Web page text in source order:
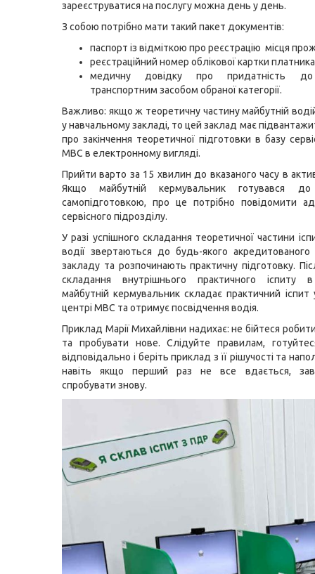
зареєструватися на послугу можна день у день.
З собою потрібно мати такий пакет документів:
паспорт із відміткою про реєстрацію місця
реєстраційний номер облікової картки
медичну довідку про придатність до
транспортним засобом обраної категорії.
Важливо: якщо ж теоретичну частину майбутній
у навчальному закладі, то цей заклад має
про закінчення теоретичної підготовки в базу
МВС в електронному вигляді.
Прийти варто за 15 хвилин до вказаного часу в
Якщо майбутній кермувальник готувався
самопідготовкою, про це потрібно повідомити
сервісного підрозділу.
У разі успішного складання теоретичної частини
водії звертаються до будь-якого акредитованого
закладу та розпочинають практичну підготовку.
складання внутрішнього практичного іспиту
майбутній кермувальник складає практичний іспит
центрі МВС та отримує посвідчення водія.
Приклад Марії Михайлівни надихає: не бійтеся
та пробувати нове. Слідуйте правилам,
відповідально і беріть приклад з її рішучості та
навіть якщо перший раз не все вдається,
спробувати знову.